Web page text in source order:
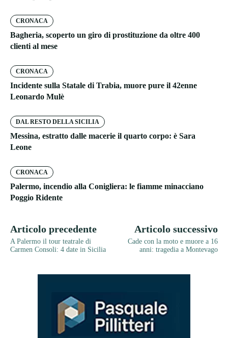
CRONACA
Bagheria, scoperto un giro di prostituzione da oltre 400
clienti al mese
CRONACA
Incidente sulla Statale di Trabia, muore pure il 42enne
Leonardo Mulè
DAL RESTO DELLA SICILIA
Messina, estratto dalle macerie il quarto corpo: è Sara
Leone
CRONACA
Palermo, incendio alla Conigliera: le fiamme minacciano
Poggio Ridente
Articolo precedente
A Palermo il tour teatrale di
Carmen Consoli: 4 date in Sicilia
Articolo successivo
Cade con la moto e muore a 16
anni: tragedia a Montevago